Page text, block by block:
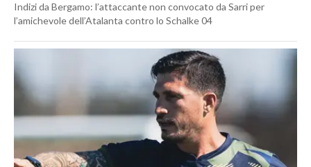
Indizi da Bergamo: l’attaccante non convocato da Sarri per
l’amichevole dell’Atalanta contro lo Schalke 04